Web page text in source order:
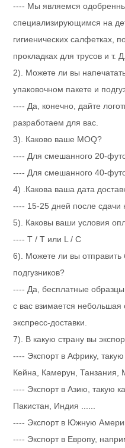
---- Мы являемся
специализирующимся на
гигиенических салфетках,
прокладках для трусов и т.
2). Можете ли вы
упаковочном пакете и
---- Да, конечно, дайте
разработаем для вас.
3). Каково ваше MOQ?
---- Для смешанного 20-
---- Для смешанного 40-
4) .Какова ваша дата
---- 15-25 дней после сдачи
5). Каковы ваши условия
---- T / T или L / C
6). Можете ли вы отправить
подгузников?
---- Да, бесплатные
с вас взимается небольшая
экспресс-доставки.
7). В какую страну вы
---- Экспорт в Африку,
Кейна, Камерун, Танзания,
---- Экспорт в Азию, такую
Пакистан, Индия ......
---- Экспорт в Южную
---- Экспорт в Европу,